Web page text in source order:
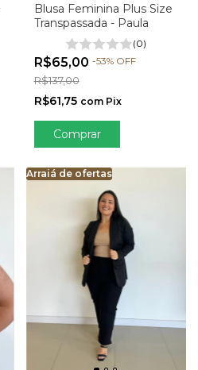
Blusa Feminina Plus Size
Transpassada - Paula
(0)
R$65,00 -53% OFF
R$137,00
R$61,75 com Pix
Comprar
Arraiá de ofertas
Arraiá de ofertas
Arraiá de ofertas